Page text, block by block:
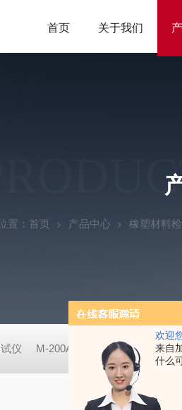
欢迎
来自
什么
首页 关于我们
置： 首页 产品中心 橡塑材料
仪 M-200A微动摩擦磨损实验机